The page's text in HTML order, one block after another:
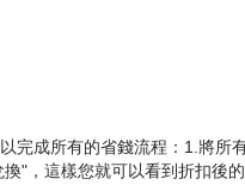
完成所有的省錢流程：1.將
"，這樣您就可以看到折扣後的